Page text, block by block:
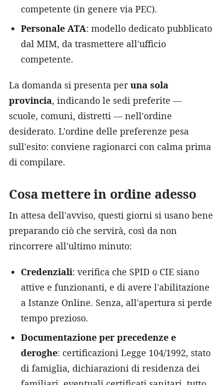
competente (in genere via PEC).
Personale ATA: modello dedicato pubblicato
dal MIM, da trasmettere all'ufficio
competente.
La domanda si presenta peruna sola
provincia, indicando le sedi preferite —
scuole, comuni, distretti — nell'ordine
desiderato. L'ordine delle preferenze pesa
sull'esito: conviene ragionarci con calma prima
di compilare.
Cosa mettere in ordine adesso
In attesa dell'avviso, questi giorni si usano bene
preparando ciò che servirà, così da non
rincorrere all'ultimo minuto:
Credenziali: verifica che SPID o CIE siano
attive e funzionanti, e di avere l'abilitazione
a Istanze Online. Senza, all'apertura si perde
tempo prezioso.
Documentazione per precedenze e
deroghe: certificazioni Legge 104/1992, stato
di famiglia, dichiarazioni di residenza dei